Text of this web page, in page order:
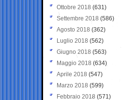
Ottobre 2018 (631)
Settembre 2018 (586)
Agosto 2018 (362)
Luglio 2018 (562)
Giugno 2018 (563)
Maggio 2018 (634)
Aprile 2018 (547)
Marzo 2018 (599)
Febbraio 2018 (571)